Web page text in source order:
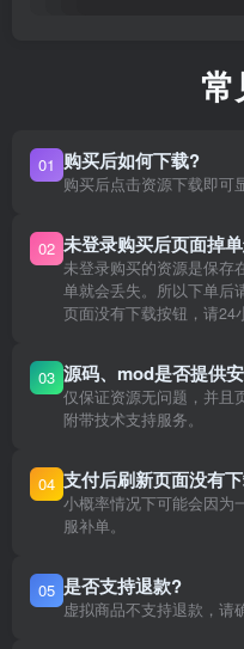
01 购买后如何下载?
购买后点击资源下载即可
02 未登录购买后页面掉
未登录购买的资源是保存
单就会丢失。所以下单后
页面没有下载按钮，请24
03 源码、mod是否提供
仅保证资源无问题，并且
附带技术支持服务。
04 支付后刷新页面没有
小概率情况下可能会因为
服补单。
05 是否支持退款?
虚拟商品不支持退款，请